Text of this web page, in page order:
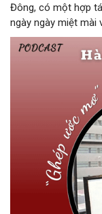
Đông, có một hợp
ngày ngày miệt mài
mang đến những
các sản phẩm
Hợp tác xã Vụn
Người khuyết tật
hình đặc biệt trong